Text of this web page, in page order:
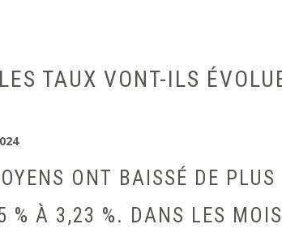
TAUX VONT-ILS
ONT BAISSÉ DE
% À 3,23 %. DANS LES